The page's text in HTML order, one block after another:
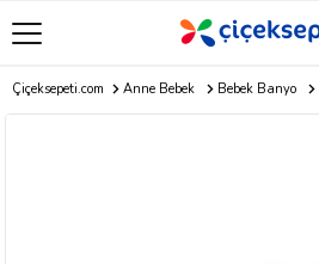
Çiçeksepeti.com Anne Bebek Bebek Banyo